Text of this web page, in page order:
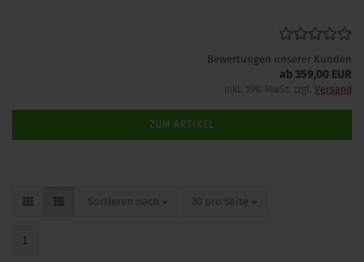
Bewertungen unserer Kunden
ab 359,00 EUR
inkl. 19% MwSt. zzgl. Versand
ZUM ARTIKEL
Sortieren nach
Sortieren nach 30 pro Seite
pro Seite
1